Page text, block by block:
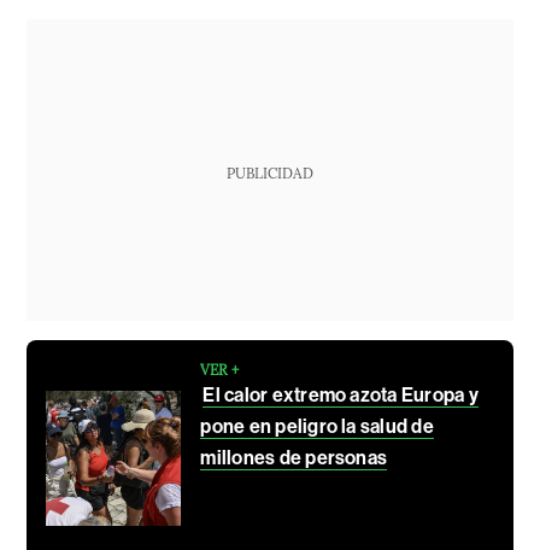
PUBLICIDAD
VER +
El calor extremo azota Europa y
pone en peligro la salud de
millones de personas